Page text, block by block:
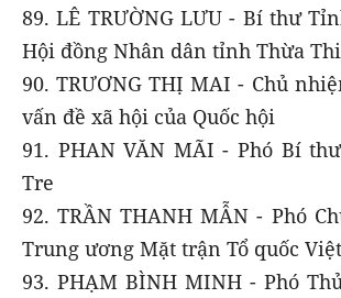
89. LÊ TRƯỜNG LƯU - Bí thư
Hội đồng Nhân dân tỉnh Thừa
90. TRƯƠNG THỊ MAI - Chủ
vấn đề xã hội của Quốc hội
91. PHAN VĂN MÃI - Phó Bí
Tre
92. TRẦN THANH MẪN - Phó
Trung ương Mặt trận Tổ quốc
93. PHẠM BÌNH MINH - Phó